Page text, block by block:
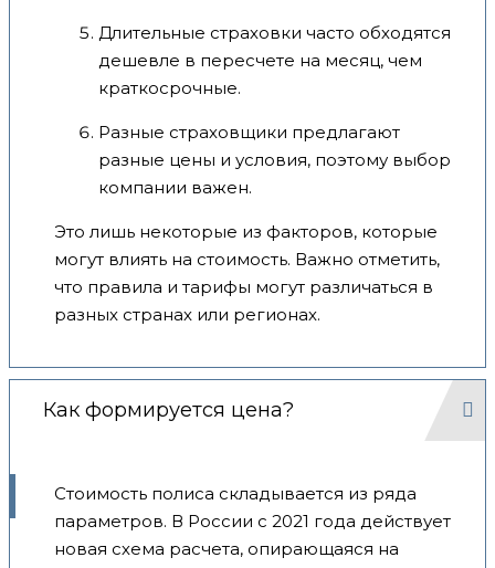
Длительные страховки часто обходятся
дешевле в пересчете на месяц, чем
краткосрочные.
Разные страховщики предлагают
разные цены и условия, поэтому выбор
компании важен.
Это лишь некоторые из факторов, которые
могут влиять на стоимость. Важно отметить,
что правила и тарифы могут различаться в
разных странах или регионах.
Как формируется цена?
Стоимость полиса складывается из ряда
параметров. В России с 2021 года действует
новая схема расчета, опирающаяся на